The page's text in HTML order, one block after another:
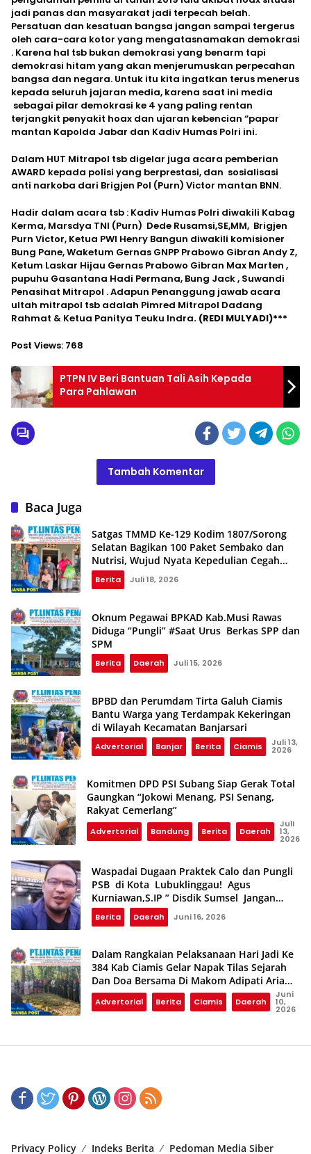
jadi panas dan masyarakat jadi terpecah belah.
Persatuan dan kesatuan bangsa jangan sampai tergerus
oleh cara-cara kotor yang mengatasnamakan demokrasi
. Karena hal tsb bukan demokrasi yang benarm tapi
demokrasi hitam yang akan menjerumuskan perpecahan
bangsa dan negara. Untuk itu kita ingatkan terus menerus
kepada seluruh jajaran media, karena saat ini media
sebagai pilar demokrasi ke 4 yang paling rentan
terjangkit penyakit hoax dan ujaran kebencian “papar
mantan Kapolda Jabar dan Kadiv Humas Polri ini.
Dalam HUT Mitrapol tsb digelar juga acara pemberian
AWARD kepada polisi yang berprestasi, dan sosialisasi
anti narkoba dari Brigjen Pol (Purn) Victor mantan BNN.
Hadir dalam acara tsb : Kadiv Humas Polri diwakili Kabag
Kerma, Marsdya TNI (Purn) Dede Rusamsi,SE,MM, Brigjen
Purn Victor, Ketua PWI Henry Bangun diwakili komisioner
Bung Pane, Waketum Gernas GNPP Prabowo Gibran Andy Z,
Ketum Laskar Hijau Gernas Prabowo Gibran Max Marten ,
pupuhu Gasantana Hadi Permana, Bung Jack , Suwandi
Penasihat Mitrapol . Adapun Penanggung jawab acara
ultah mitrapol tsb adalah Pimred Mitrapol Dadang
Rahmat & Ketua Panitya Teuku Indra. (REDI MULYADI)***
Post Views: 768
PTPN IV Beri Bantuan Tali Asih Kepada
Para Pahlawan
Tambah Komentar
Baca Juga
Satgas TMMD Ke-129 Kodim 1807/Sorong
Selatan Bagikan 100 Paket Sembako dan
Nutrisi, Wujud Nyata Kepedulian Cegah
Stunting
Berita Juli 18, 2026
Oknum Pegawai BPKAD Kab.Musi Rawas
Diduga “Pungli” #Saat Urus Berkas SPP dan
SPM
Berita Daerah Juli 15, 2026
BPBD dan Perumdam Tirta Galuh Ciamis
Bantu Warga yang Terdampak Kekeringan
di Wilayah Kecamatan Banjarsari
Advertorial Banjar Berita Ciamis Juli 13,
2026
Komitmen DPD PSI Subang Siap Gerak Total
Gaungkan “Jokowi Menang, PSI Senang,
Rakyat Cemerlang”
Advertorial Bandung Berita Daerah
Juli
13,
2026
Waspadai Dugaan Praktek Calo dan Pungli
PSB di Kota Lubuklinggau! Agus
Kurniawan,S.IP ” Disdik Sumsel Jangan
Tebang Pilih,Jika Benar Wajib Tindak Tegas”
Berita Daerah Juni 16, 2026
Dalam Rangkaian Pelaksanaan Hari Jadi Ke
384 Kab Ciamis Gelar Napak Tilas Sejarah
Dan Doa Bersama Di Makom Adipati Aria
Panji Jaya Negara
Advertorial Berita Ciamis Daerah
Juni
10,
2026
Privacy Policy Indeks Berita Pedoman Media Siber